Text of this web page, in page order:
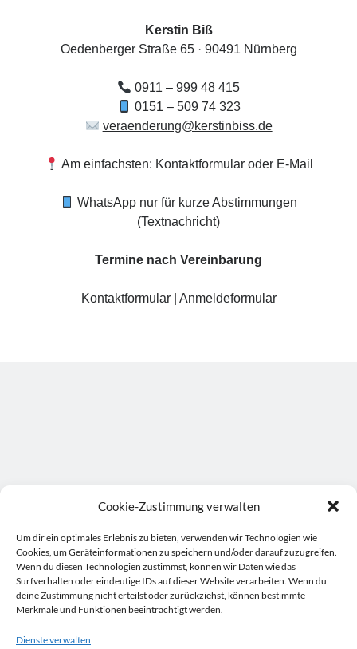
Cookie-Zustimmung verwalten
Um dir ein optimales Erlebnis zu bieten, verwenden wir Technologien wie
Cookies, um Geräteinformationen zu speichern und/oder darauf zuzugreifen.
Wenn du diesen Technologien zustimmst, können wir Daten wie das
Surfverhalten oder eindeutige IDs auf dieser Website verarbeiten. Wenn du
deine Zustimmung nicht erteilst oder zurückziehst, können bestimmte
Merkmale und Funktionen beeinträchtigt werden.
Dienste verwalten
Kerstin Biß
Oedenberger Straße 65 · 90491 Nürnberg
0911 – 999 48 415
0151 – 509 74 323
veraenderung@kerstinbiss.de
Am einfachsten: Kontaktformular oder E-Mail
WhatsApp nur für kurze Abstimmungen
(Textnachricht)
Termine nach Vereinbarung
Kontaktformular| Anmeldeformular